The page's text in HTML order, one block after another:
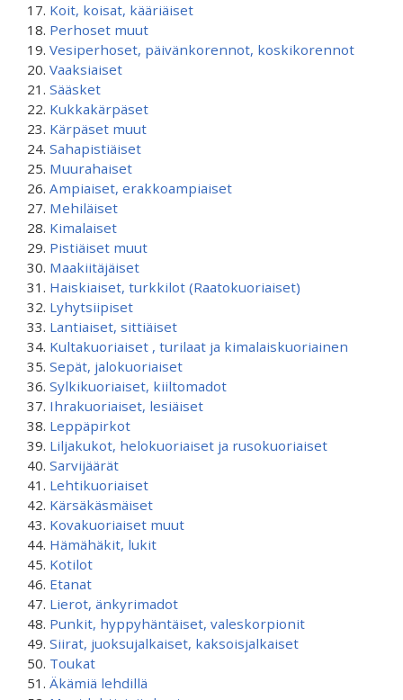
Koit, koisat, kääriäiset
Perhoset muut
Vesiperhoset, päivänkorennot, koskikorennot
Vaaksiaiset
Sääsket
Kukkakärpäset
Kärpäset muut
Sahapistiäiset
Muurahaiset
Ampiaiset, erakkoampiaiset
Mehiläiset
Kimalaiset
Pistiäiset muut
Maakiitäjäiset
Haiskiaiset, turkkilot (Raatokuoriaiset)
Lyhytsiipiset
Lantiaiset, sittiäiset
Kultakuoriaiset , turilaat ja kimalaiskuoriainen
Sepät, jalokuoriaiset
Sylkikuoriaiset, kiiltomadot
Ihrakuoriaiset, lesiäiset
Leppäpirkot
Liljakukot, helokuoriaiset ja rusokuoriaiset
Sarvijäärät
Lehtikuoriaiset
Kärsäkäsmäiset
Kovakuoriaiset muut
Hämähäkit, lukit
Kotilot
Etanat
Lierot, änkyrimadot
Punkit, hyppyhäntäiset, valeskorpionit
Siirat, juoksujalkaiset, kaksoisjalkaiset
Toukat
Äkämiä lehdillä